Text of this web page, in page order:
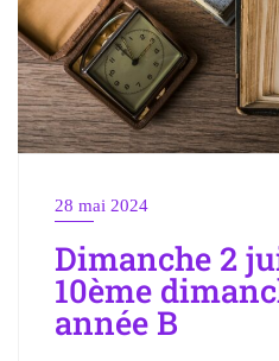
28 mai 2024
Dimanche 2
10ème
année B